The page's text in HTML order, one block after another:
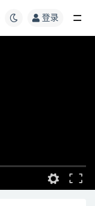
登录